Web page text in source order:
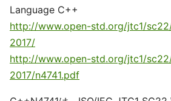
Language C++
http://www.open-std.org/jtc1/
2017/
http://www.open-std.org/jtc1/
2017/n4741.pdf